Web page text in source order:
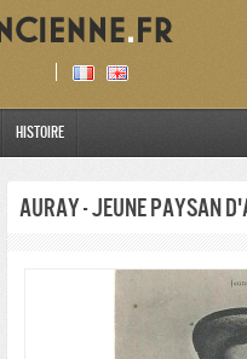
Histoire
Auray - Jeune Paysan